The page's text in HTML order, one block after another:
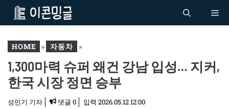
로 HOME » 자동차 »
1,300마력 슈퍼 왜건 강남
입성… 지커, 한국 시장 정면
승부
1,300마력 슈퍼 왜건 강남 입성… 지커,
한국 시장 정면 승부
성민기 기자 댓글 0 입력 2026.05.12 12:00